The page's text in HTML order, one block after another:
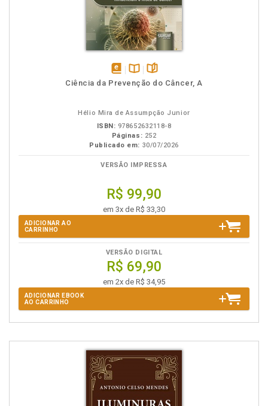
disponívelDisponível
páginas
Ciência da Prevenção do Câncer, A
Hélio Mira de Assumpção Junior
ISBN: 978652632118-8
Páginas: 252
Publicado em: 30/07/2026
VERSÃO IMPRESSA
R$ 99,90
em 3x de R$ 33,30
ADICIONAR AO
CARRINHO
VERSÃO DIGITAL
R$ 69,90
em 2x de R$ 34,95
ADICIONAR EBOOK
AO CARRINHO